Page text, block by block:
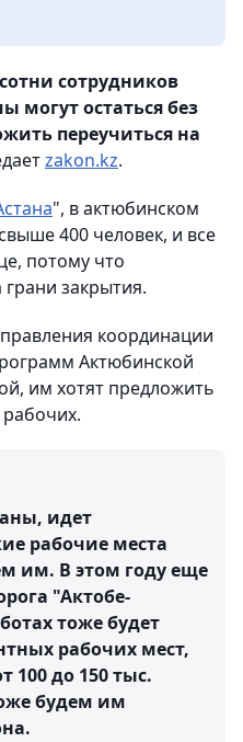
сотрудников
могут остаться без
переучиться на
zakon.kz.
", в актюбинском
400 человек, и все
потому что
закрытия.
координации
Актюбинской
им хотят предложить
идет
рабочие места
им. В этом году еще
"Актобе-
тоже будет
рабочих мест,
100 до 150 тыс.
будем им